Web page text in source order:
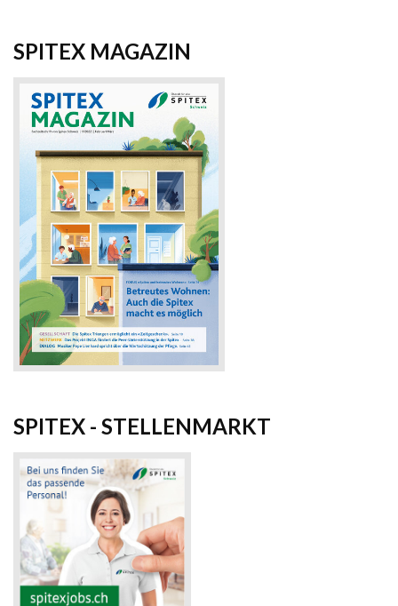
SPITEX MAGAZIN
SPITEX - STELLENMARKT